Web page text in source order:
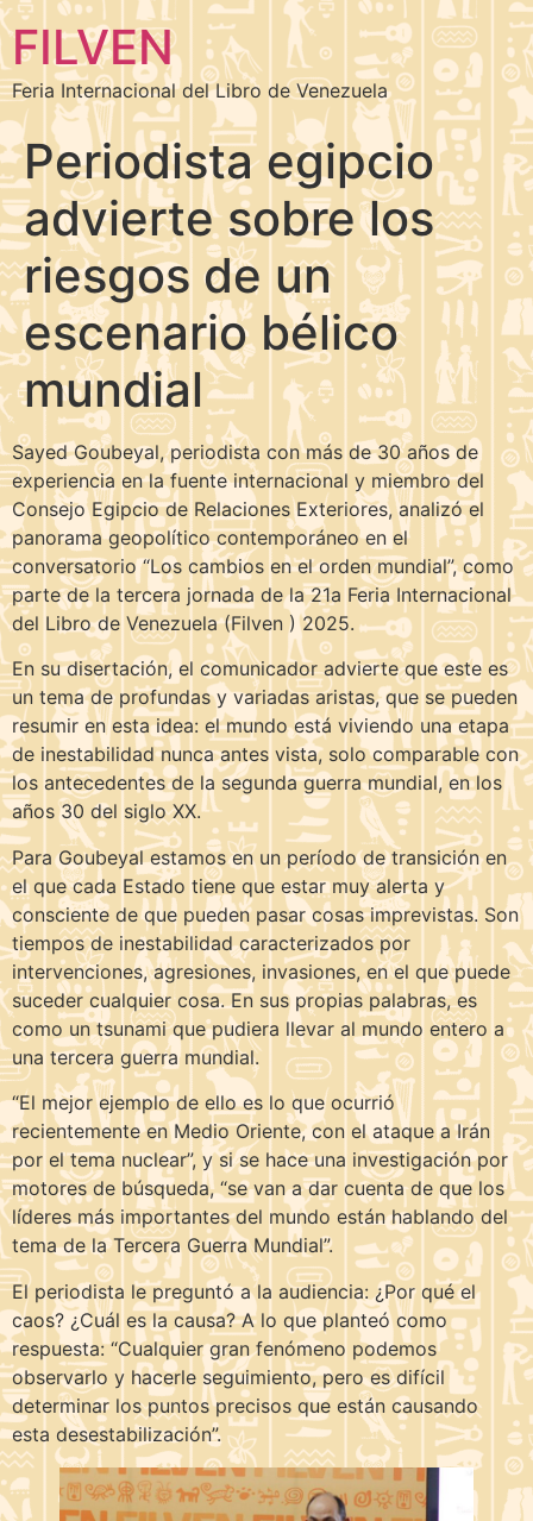
FILVEN
Feria Internacional del Libro de Venezuela
Periodista egipcio
advierte sobre los
riesgos de un
escenario bélico
mundial
Sayed Goubeyal, periodista con más de 30 años de
experiencia en la fuente internacional y miembro del
Consejo Egipcio de Relaciones Exteriores, analizó el
panorama geopolítico contemporáneo en el
conversatorio “Los cambios en el orden mundial”, como
parte de la tercera jornada de la 21a Feria Internacional
del Libro de Venezuela (Filven ) 2025.
En su disertación, el comunicador advierte que este es
un tema de profundas y variadas aristas, que se pueden
resumir en esta idea: el mundo está viviendo una etapa
de inestabilidad nunca antes vista, solo comparable con
los antecedentes de la segunda guerra mundial, en los
años 30 del siglo XX.
Para Goubeyal estamos en un período de transición en
el que cada Estado tiene que estar muy alerta y
consciente de que pueden pasar cosas imprevistas. Son
tiempos de inestabilidad caracterizados por
intervenciones, agresiones, invasiones, en el que puede
suceder cualquier cosa. En sus propias palabras, es
como un tsunami que pudiera llevar al mundo entero a
una tercera guerra mundial.
“El mejor ejemplo de ello es lo que ocurrió
recientemente en Medio Oriente, con el ataque a Irán
por el tema nuclear”, y si se hace una investigación por
motores de búsqueda, “se van a dar cuenta de que los
líderes más importantes del mundo están hablando del
tema de la Tercera Guerra Mundial”.
El periodista le preguntó a la audiencia: ¿Por qué el
caos? ¿Cuál es la causa? A lo que planteó como
respuesta: “Cualquier gran fenómeno podemos
observarlo y hacerle seguimiento, pero es difícil
determinar los puntos precisos que están causando
esta desestabilización”.